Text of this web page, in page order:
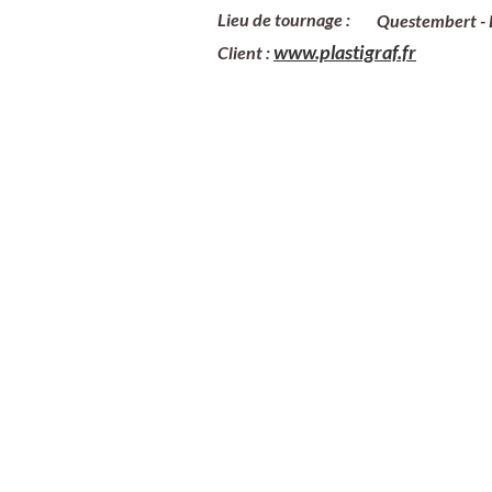
Lieu de tournage :
Questembert -
Client :www.plastigraf.fr